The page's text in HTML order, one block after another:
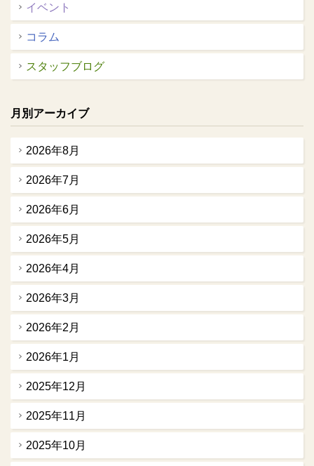
イベント
コラム
スタッフブログ
月別アーカイブ
2026年8月
2026年7月
2026年6月
2026年5月
2026年4月
2026年3月
2026年2月
2026年1月
2025年12月
2025年11月
2025年10月